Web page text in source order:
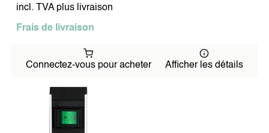
incl. TVA plus livraison
Frais de livraison
Connectez-vous pour acheter Afficher les détails